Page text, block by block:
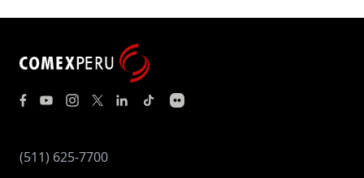
32561, aprobada por insistencia, que modifica
el régimen de pensiones del personal militar y
(511) 625-7700